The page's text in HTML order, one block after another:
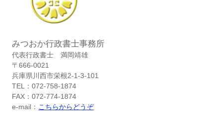
みつおか行政書士事務所
代表行政書士 満岡靖雄
〒666-0021
兵庫県川西市栄根2-1-3-101
TEL：072-758-1874
FAX：072-774-1874
e-mail： こちらからどうぞ